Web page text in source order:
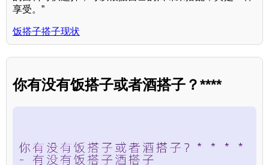
享受。”
饭搭子搭子现状
你有没有饭搭子或者酒搭子？****